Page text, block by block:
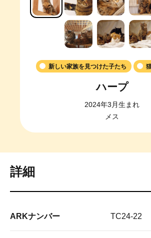
新しい家族を見つけた子たち
ハープ
2024年3月生まれ
メス
詳細
ARKナンバー TC24-22